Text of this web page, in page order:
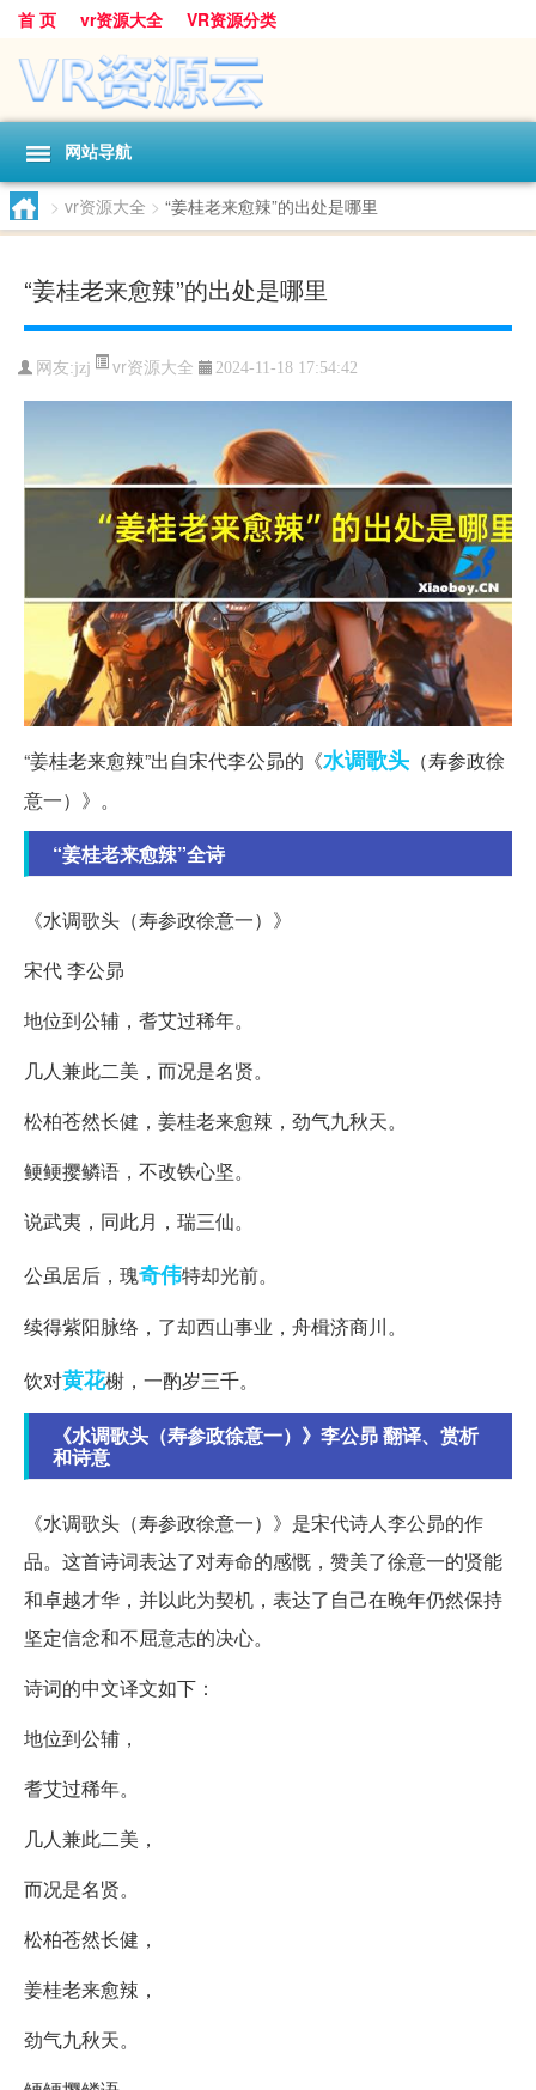
首 页 vr资源大全 VR资源分类
网站导航
> vr资源大全 > “姜桂老来愈辣”的出处是哪里
“姜桂老来愈辣”的出处是哪里
网友:jzj vr资源大全 2024-11-18 17:54:42
“姜桂老来愈辣”出自宋代李公昴的《水调歌头 （寿参政徐
意一）》。
“姜桂老来愈辣”全诗
《水调歌头（寿参政徐意一）》
宋代 李公昴
地位到公辅，耆艾过稀年。
几人兼此二美，而况是名贤。
松柏苍然长健，姜桂老来愈辣，劲气九秋天。
鲠鲠撄鳞语，不改铁心坚。
说武夷，同此月，瑞三仙。
公虽居后，瑰奇伟特却光前。
续得紫阳脉络，了却西山事业，舟楫济商川。
饮对黄花榭，一酌岁三千。
《水调歌头（寿参政徐意一）》李公昴 翻译、赏析
和诗意
《水调歌头（寿参政徐意一）》是宋代诗人李公昴的作
品。这首诗词表达了对寿命的感慨，赞美了徐意一的贤能
和卓越才华，并以此为契机，表达了自己在晚年仍然保持
坚定信念和不屈意志的决心。
诗词的中文译文如下：
地位到公辅，
耆艾过稀年。
几人兼此二美，
而况是名贤。
松柏苍然长健，
姜桂老来愈辣，
劲气九秋天。